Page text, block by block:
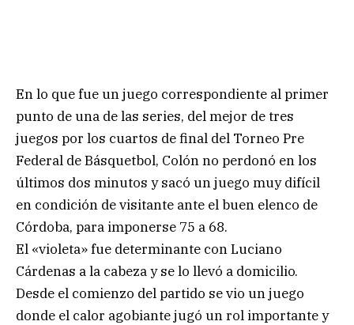
En lo que fue un juego correspondiente al primer
punto de una de las series, del mejor de tres
juegos por los cuartos de final del Torneo Pre
Federal de Básquetbol, Colón no perdonó en los
últimos dos minutos y sacó un juego muy difícil
en condición de visitante ante el buen elenco de
Córdoba, para imponerse 75 a 68.
El «violeta» fue determinante con Luciano
Cárdenas a la cabeza y se lo llevó a domicilio.
Desde el comienzo del partido se vio un juego
donde el calor agobiante jugó un rol importante y